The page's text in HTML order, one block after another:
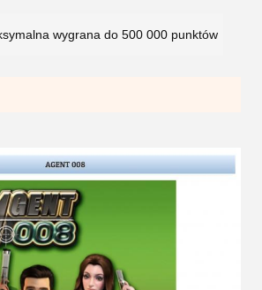
wygrana do 500 000 punktów